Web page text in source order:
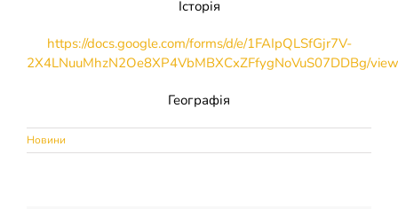
ШКІЛЬНІ МУЗЕЇ
Електронні журнали
БАТЬКАМ
Історія
https://docs.google.com/forms/d/e/1FAIpQLSfGjr7V-
2X4LNuuMhzN2Oe8XP4VbMBXCxZFfygNoVuS07DDBg/
Географія
Новини